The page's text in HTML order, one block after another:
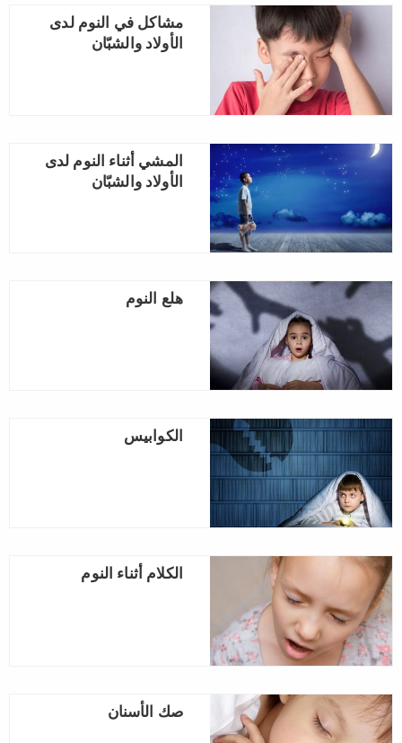
مشاكل في النوم‏ لدى
الأولاد والشبّان
المشي أثناء النوم‏ لدى
الأولاد والشبّان
هلع النوم
الكوابيس
الكلام أثناء النوم
صك الأسنان